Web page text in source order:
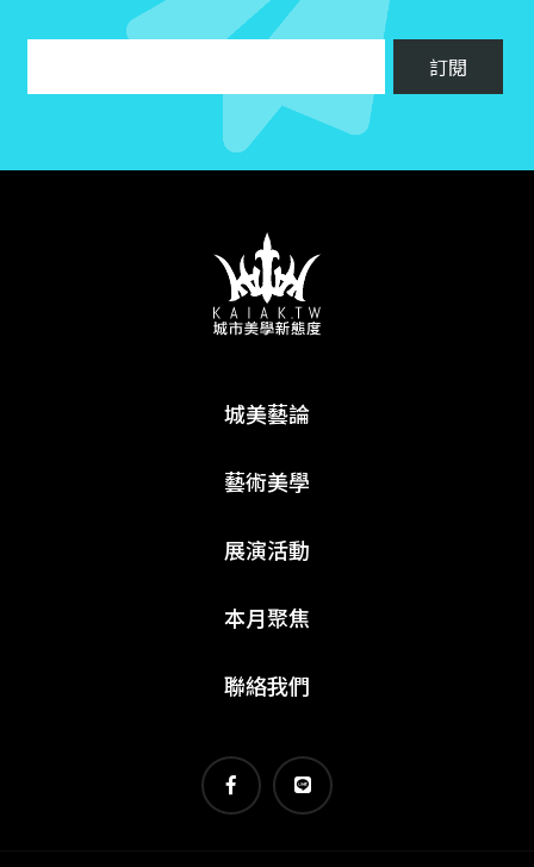
城美藝論
藝術美學
展演活動
本月聚焦
聯絡我們